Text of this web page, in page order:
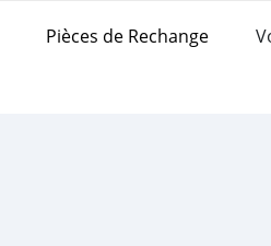
Pièces de Rechange